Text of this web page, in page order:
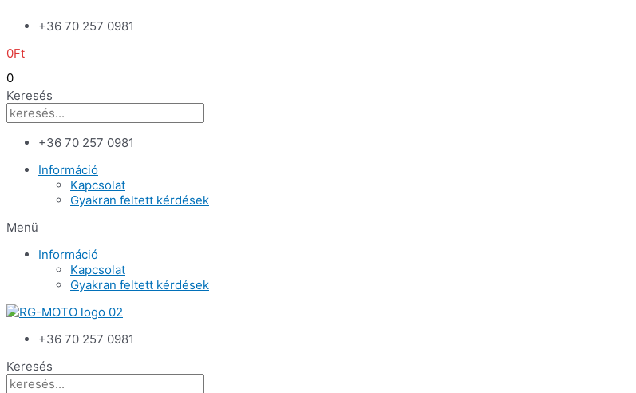
+36 70 257 0981
0Ft
0
Keresés
+36 70 257 0981
Információ
Kapcsolat
Gyakran feltett kérdések
Menü
Információ
Kapcsolat
Gyakran feltett kérdések
+36 70 257 0981
Keresés